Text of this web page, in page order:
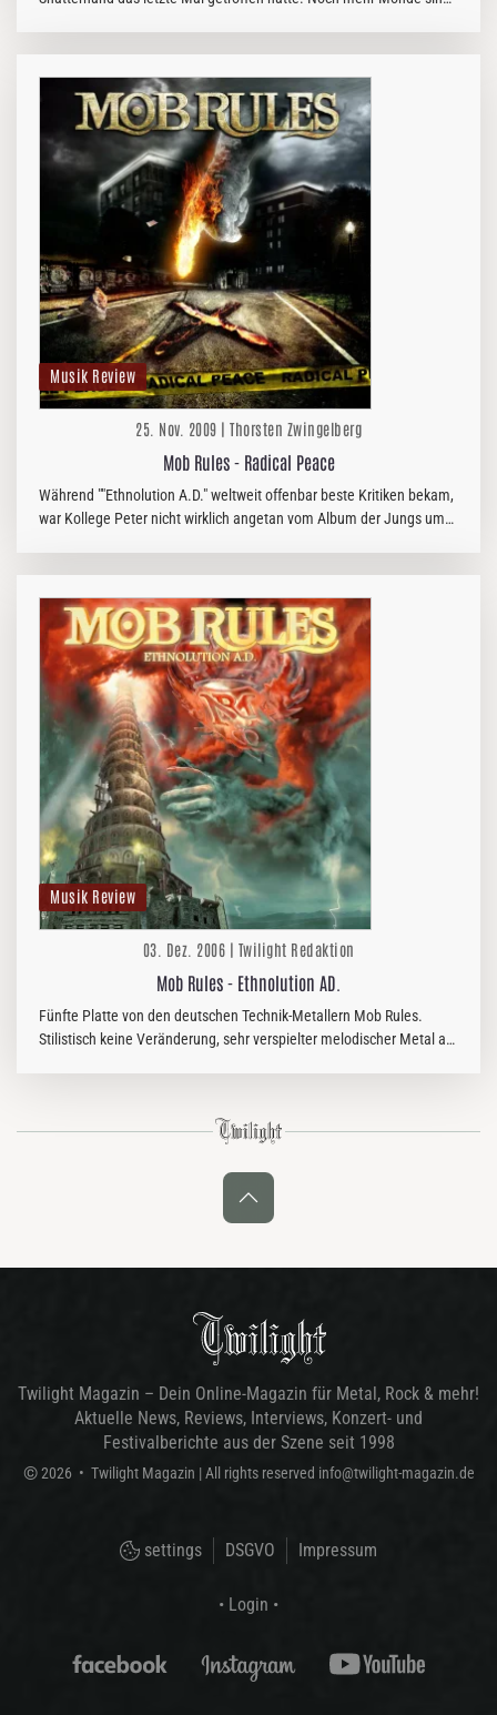
Musik Review
25. Nov. 2009 | Thorsten Zwingelberg
Mob Rules - Radical Peace
Während ""Ethnolution A.D." weltweit offenbar beste Kritiken bekam,
war Kollege Peter nicht wirklich angetan vom Album der Jungs um
Musik Review
03. Dez. 2006 | Twilight Redaktion
Mob Rules - Ethnolution AD.
Fünfte Platte von den deutschen Technik-Metallern Mob Rules.
Stilistisch keine Veränderung, sehr verspielter melodischer Metal auf
Twilight Magazin – Dein Online-Magazin für Metal, Rock & mehr!
Aktuelle News, Reviews, Interviews, Konzert- und
Festivalberichte aus der Szene seit 1998
© 2026 • Twilight Magazin | All rights reserved info@twilight-magazin.de
settings DSGVO Impressum
• Login •